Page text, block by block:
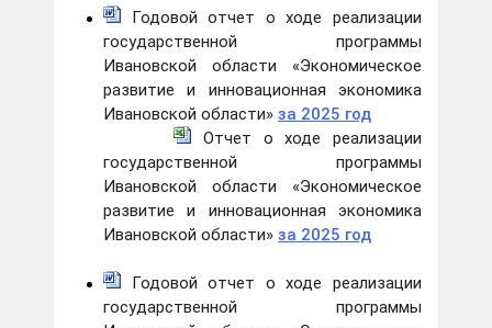
Годовой отчет о ходе реализации
государственной программы
Ивановской области «Экономическое
развитие и инновационная экономика
Ивановской области» за 2025 год
Отчет о ходе реализации
государственной программы
Ивановской области «Экономическое
развитие и инновационная экономика
Ивановской области» за 2025 год
Годовой отчет о ходе реализации
государственной программы